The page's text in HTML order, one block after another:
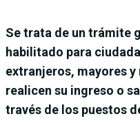
Se trata de un trámite
habilitado para
extranjeros, mayores
realicen su ingreso o
través de los puestos